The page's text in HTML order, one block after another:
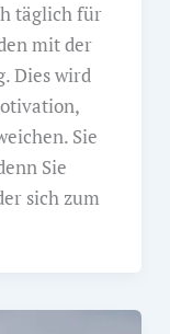
täglich für
mit der
Dies wird
Sie
Sie
sich zum